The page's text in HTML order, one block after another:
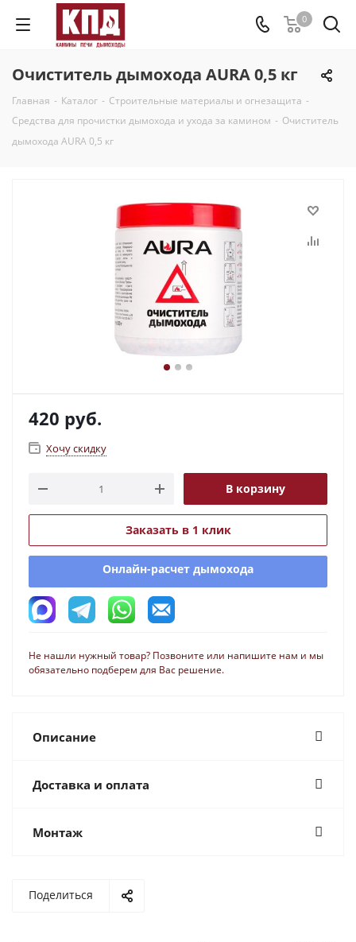
0
Очиститель дымохода AURA 0,5 кг
Главная - Каталог - Строительные материалы и огнезащита -
Средства для прочистки дымохода и ухода за камином - Очиститель
дымохода AURA 0,5 кг
420 руб.
Хочу скидку
В корзину
Заказать в 1 клик
Онлайн-расчет дымохода
Не нашли нужный товар? Позвоните или напишите нам и мы
обязательно подберем для Вас решение.
Описание
Доставка и оплата
Монтаж
Поделиться